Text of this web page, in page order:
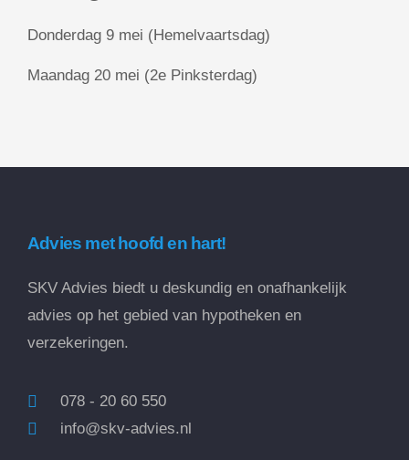
Donderdag 9 mei (Hemelvaartsdag)
Maandag 20 mei (2e Pinksterdag)
Advies met hoofd en hart!
SKV Advies biedt u deskundig en onafhankelijk
advies op het gebied van hypotheken en
verzekeringen.
078 - 20 60 550
info@skv-advies.nl